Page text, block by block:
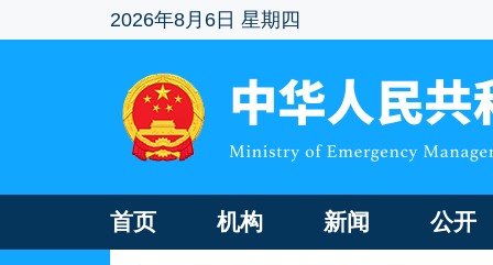
2026年8月6日 星期四
首页 机构 新闻 公开